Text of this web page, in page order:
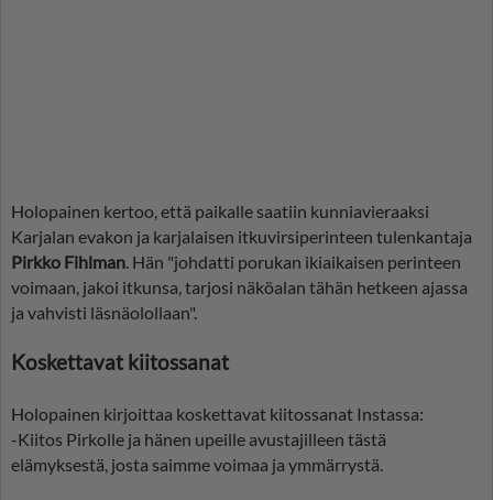
Holopainen kertoo, että paikalle saatiin kunniavieraaksi
Karjalan evakon ja karjalaisen itkuvirsiperinteen tulenkantaja
Pirkko Fihlman . Hän "johdatti porukan ikiaikaisen perinteen
voimaan, jakoi itkunsa, tarjosi näköalan tähän hetkeen ajassa
ja vahvisti läsnäolollaan".
Koskettavat kiitossanat
Holopainen kirjoittaa koskettavat kiitossanat Instassa:
-Kiitos Pirkolle ja hänen upeille avustajilleen tästä
elämyksestä, josta saimme voimaa ja ymmärrystä.